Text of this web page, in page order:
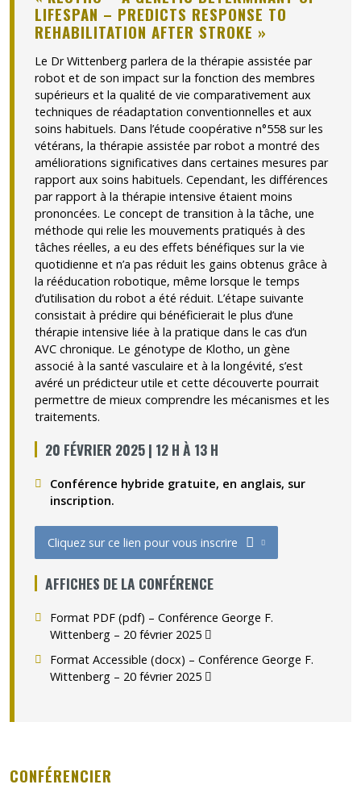
LIFESPAN – PREDICTS RESPONSE TO
REHABILITATION AFTER STROKE »
Le Dr Wittenberg parlera de la thérapie assistée par
robot et de son impact sur la fonction des membres
supérieurs et la qualité de vie comparativement aux
techniques de réadaptation conventionnelles et aux
soins habituels. Dans l’étude coopérative n°558 sur les
vétérans, la thérapie assistée par robot a montré des
améliorations significatives dans certaines mesures par
rapport aux soins habituels. Cependant, les différences
par rapport à la thérapie intensive étaient moins
prononcées. Le concept de transition à la tâche, une
méthode qui relie les mouvements pratiqués à des
tâches réelles, a eu des effets bénéfiques sur la vie
quotidienne et n’a pas réduit les gains obtenus grâce à
la rééducation robotique, même lorsque le temps
d’utilisation du robot a été réduit. L’étape suivante
consistait à prédire qui bénéficierait le plus d’une
thérapie intensive liée à la pratique dans le cas d’un
AVC chronique. Le génotype de Klotho, un gène
associé à la santé vasculaire et à la longévité, s’est
avéré un prédicteur utile et cette découverte pourrait
permettre de mieux comprendre les mécanismes et les
traitements.
20 FÉVRIER 2025 | 12 H À 13 H
Conférence hybride gratuite, en anglais, sur
inscription.
Cliquez sur ce lien pour vous inscrire
Ce lien s'ouvrira dans une nouvelle fenêtre"
AFFICHES DE LA CONFÉRENCE
Format PDF (pdf) – Conférence George F.
Wittenberg – 20 février 2025
(pdf)
Format Accessible (docx) – Conférence George F.
Wittenberg – 20 février 2025
(docx)
CONFÉRENCIER